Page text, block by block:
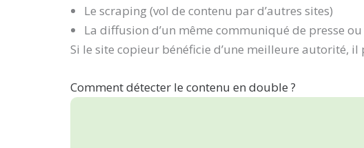
Le scraping (vol de contenu par d’autres sites)
La diffusion d’un même communiqué de presse
Si le site copieur bénéficie d’une meilleure autorité,
Comment détecter le contenu en double ?